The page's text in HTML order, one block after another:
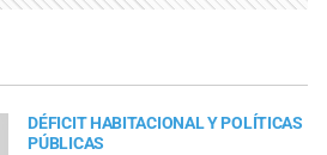
DÉFICIT HABITACIONAL Y POLÍTICAS
PÚBLICAS